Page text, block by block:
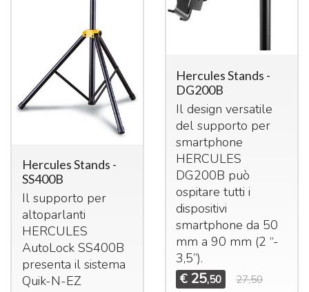
Hercules Stands -
SS400B
Il supporto per
altoparlanti
HERCULES
AutoLock SS400B
presenta il sistema
Quik-N-EZ
Hercules Stands -
DG200B
Il design versatile
del supporto per
smartphone
HERCULES
DG200B può
ospitare tutti i
dispositivi
smartphone da 50
mm a 90 mm (2 “-
3,5”).
€ 25,50 27,50